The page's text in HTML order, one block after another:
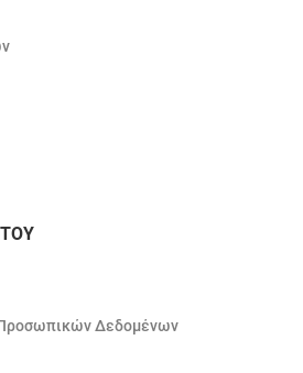
Δεδομένων